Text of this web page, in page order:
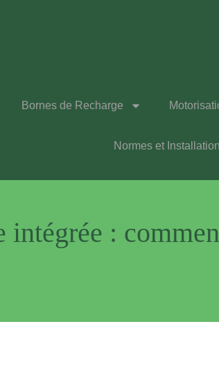
Bornes de Recharge
Normes et Installation
intégrée :